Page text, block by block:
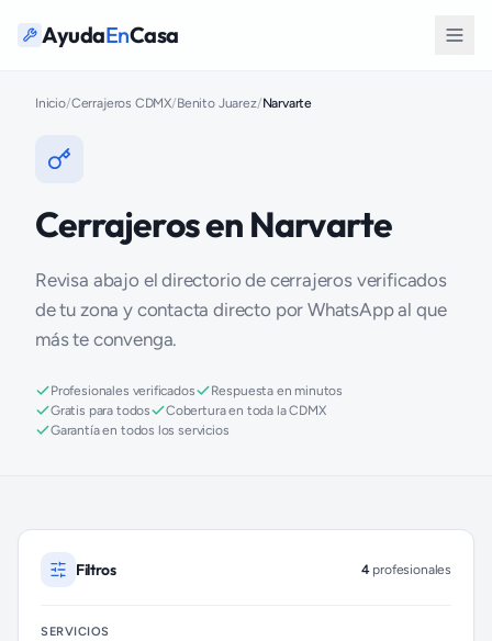
AyudaEnCasa
Inicio/Cerrajeros CDMX/Benito Juarez/Narvarte
Cerrajeros en Narvarte
Revisa abajo el directorio de cerrajeros verificados
de tu zona y contacta directo por WhatsApp al que
más te convenga.
Profesionales verificados
Respuesta en minutos
Gratis para todos
Cobertura en toda la CDMX
Garantía en todos los servicios
Cerrajeros disponibles en Benito Juárez (colonia Narvarte)
Filtros 4 profesionales
SERVICIOS